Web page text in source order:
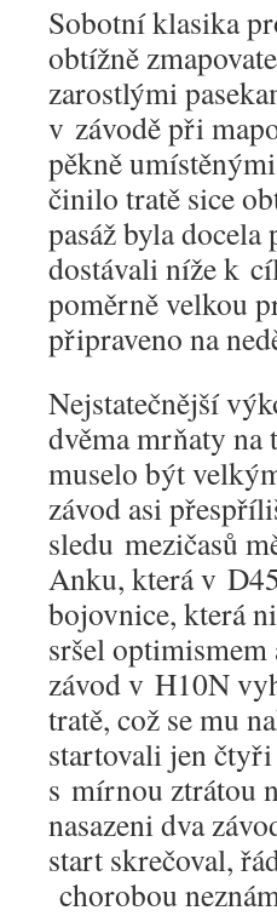
Sobotní klasika
obtížně
zarostlými
v závodě při
pěkně
činilo tratě sice
pasáž byla
dostávali níže k
poměrně velkou
připraveno na
Nejstatečnější
dvěma mrňaty na
muselo být
závod asi
sledu mezičasů
Anku, která v
bojovnice, která
sršel optimismem
závod v H10N
tratě, což se mu
startovali jen
s mírnou ztrátou
nasazeni dva
start skrečoval,
chorobou